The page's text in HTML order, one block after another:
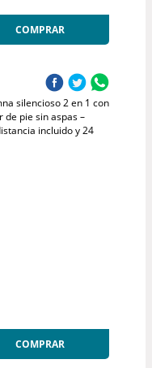
COMPRAR
silencioso 2 en 1 con
de pie sin aspas –
incluido y 24
COMPRAR